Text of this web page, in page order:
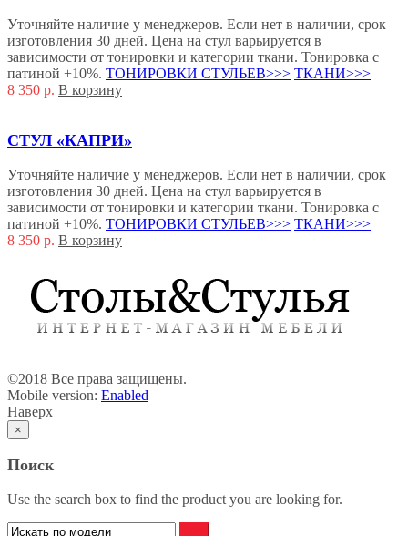
Уточняйте наличие у менеджеров. Если нет в наличии, срок
изготовления 30 дней. Цена на стул варьируется в
зависимости от тонировки и категории ткани. Тонировка с
патиной +10%. ТОНИРОВКИ СТУЛЬЕВ>>> ТКАНИ>>>
8 350 р. В корзину
СТУЛ «КАПРИ»
Уточняйте наличие у менеджеров. Если нет в наличии, срок
изготовления 30 дней. Цена на стул варьируется в
зависимости от тонировки и категории ткани. Тонировка с
патиной +10%. ТОНИРОВКИ СТУЛЬЕВ>>> ТКАНИ>>>
8 350 р. В корзину
©2018 Все права защищены.
Mobile version: Enabled
Наверх
×
Поиск
Use the search box to find the product you are looking for.